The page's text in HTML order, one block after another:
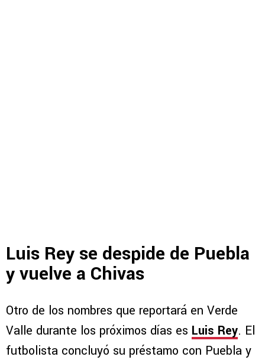
Luis Rey se despide de Puebla
y vuelve a Chivas
Otro de los nombres que reportará en Verde
Valle durante los próximos días es Luis Rey. El
futbolista concluyó su préstamo con Puebla y